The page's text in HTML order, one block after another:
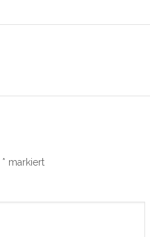
* markiert